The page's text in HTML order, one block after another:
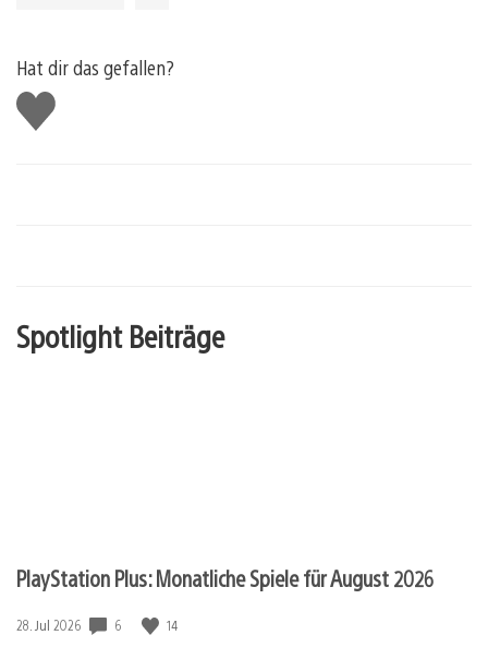
Hat dir das gefallen?
Gefällt
mir
Spotlight Beiträge
PlayStation Plus: Monatliche Spiele für August 2026
Veröffentlichungsdatum:
28. Jul 2026 6 14